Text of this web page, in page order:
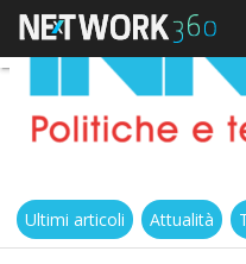
Ultimi articoli Attualità